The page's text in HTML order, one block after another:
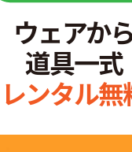
ウェアか
道具一式
レンタル無